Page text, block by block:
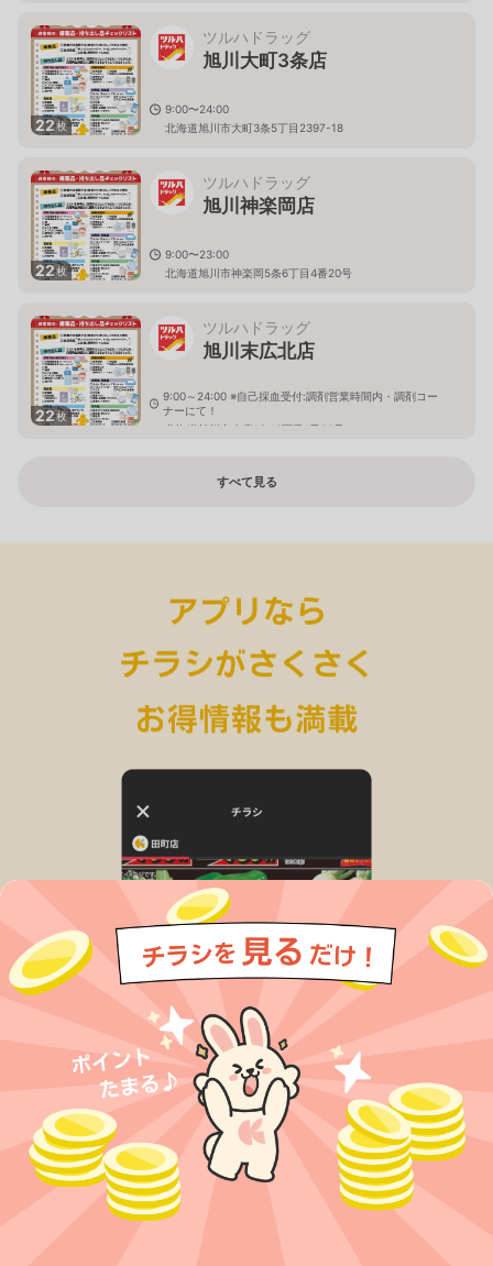
22枚
ツルハドラッグ
旭川大町3条店
9:00〜24:00
北海道旭川市大町3条5丁目2397-18
22枚
ツルハドラッグ
旭川神楽岡店
9:00〜23:00
北海道旭川市神楽岡5条6丁目4番20号
22枚
ツルハドラッグ
旭川末広北店
9:00～24:00 ※自己採血受付:調剤営業時間内・調剤コー
ナーにて！
北海道旭川市末広1条10丁目1番20号
すべて見る